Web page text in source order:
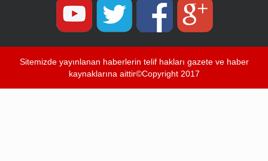
Sitemizde yayınlanan haberlerin telif hakları gazete ve haber
kaynaklarına aittir©Copyright 2017